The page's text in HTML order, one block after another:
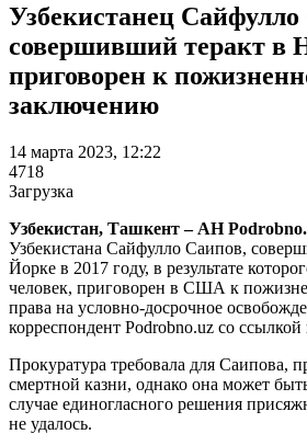
Узбекистанец
совершивший теракт в
приговорен к
заключению
14 марта 2023, 12:22
4718
Загрузка
Узбекистан, Ташкент – АН
Узбекистана Сайфулло Саипов,
Йорке в 2017 году, в результате
человек, приговорен в США к
права на условно-досрочное
корреспондент Podrobno.uz со
Прокуратура требовала для Саипова,
смертной казни, однако она может
случае единогласного решения
не удалось.